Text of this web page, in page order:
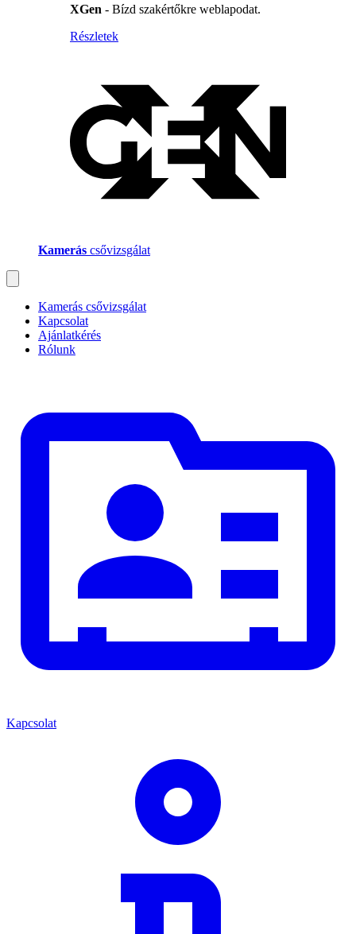
XGen - Bízd szakértőkre weblapodat.
Részletek
Kamerás csővizsgálat
Kamerás csővizsgálat
Kapcsolat
Ajánlatkérés
Rólunk
Kapcsolat